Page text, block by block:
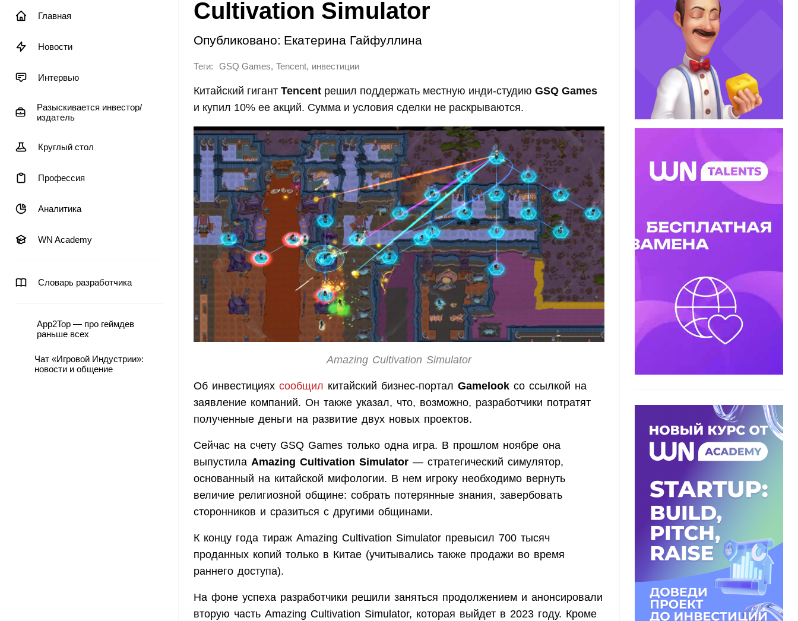
Главная
Новости
Интервью
Разыскивается инвестор/
издатель
Круглый стол
Профессия
Аналитика
WN Academy
Словарь разработчика
App2Top — про геймдев
раньше всех
Чат «Игровой Индустрии»:
новости и общение
Cultivation Simulator
Опубликовано: Екатерина Гайфуллина
Теги: GSQ Games, Tencent, инвестиции
Китайский гигант Tencent решил поддержать местную инди-студию GSQ Games
и купил 10% ее акций. Сумма и условия сделки не раскрываются.
Amazing Cultivation Simulator
Об инвестициях сообщил китайский бизнес-портал Gamelook со ссылкой на
заявление компаний. Он также указал, что, возможно, разработчики потратят
полученные деньги на развитие двух новых проектов.
Сейчас на счету GSQ Games только одна игра. В прошлом ноябре она
выпустила Amazing Cultivation Simulator — стратегический симулятор,
основанный на китайской мифологии. В нем игроку необходимо вернуть
величие религиозной общине: собрать потерянные знания, завербовать
сторонников и сразиться с другими общинами.
К концу года тираж Amazing Cultivation Simulator превысил 700 тысяч
проданных копий только в Китае (учитывались также продажи во время
раннего доступа).
На фоне успеха разработчики решили заняться продолжением и анонсировали
вторую часть Amazing Cultivation Simulator, которая выйдет в 2023 году. Кроме